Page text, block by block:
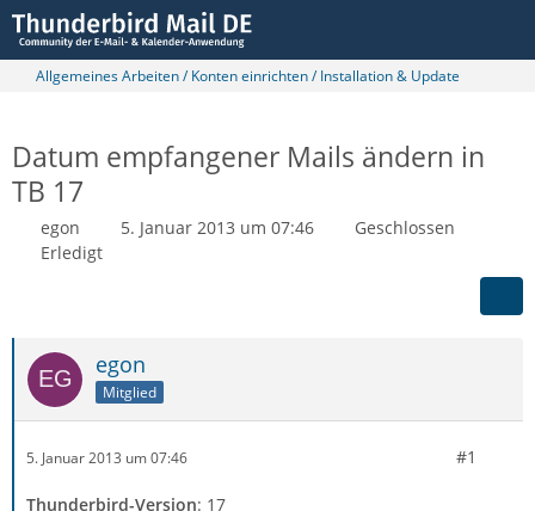
Allgemeines Arbeiten / Konten einrichten / Installation & Update
Datum empfangener Mails ändern in
TB 17
egon 5. Januar 2013 um 07:46
Geschlossen
Erledigt
egon
Mitglied
5. Januar 2013 um 07:46 #1
Thunderbird-Version: 17